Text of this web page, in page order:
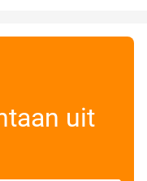
uit